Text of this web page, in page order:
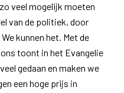
veel mogelijk moeten
van de politiek, door
kunnen het. Met de
toont in het Evangelie
gedaan en maken we
een hoge prijs in